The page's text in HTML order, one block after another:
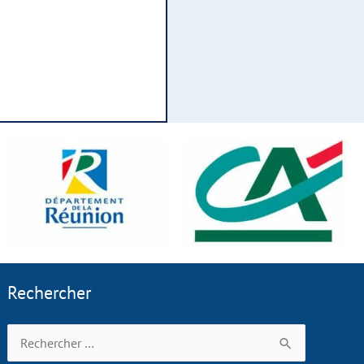
Rechercher
Rechercher :